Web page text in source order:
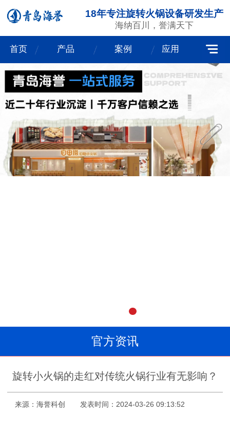
18年专注旋转火锅设备研发生产
海纳百川，誉满天下
首页 产品 案例 应用
我们
官方资讯
旋转小火锅的走红对传统火锅行业有无影响？
来源：海誉科创 发表时间：2024-03-26 09:13:52